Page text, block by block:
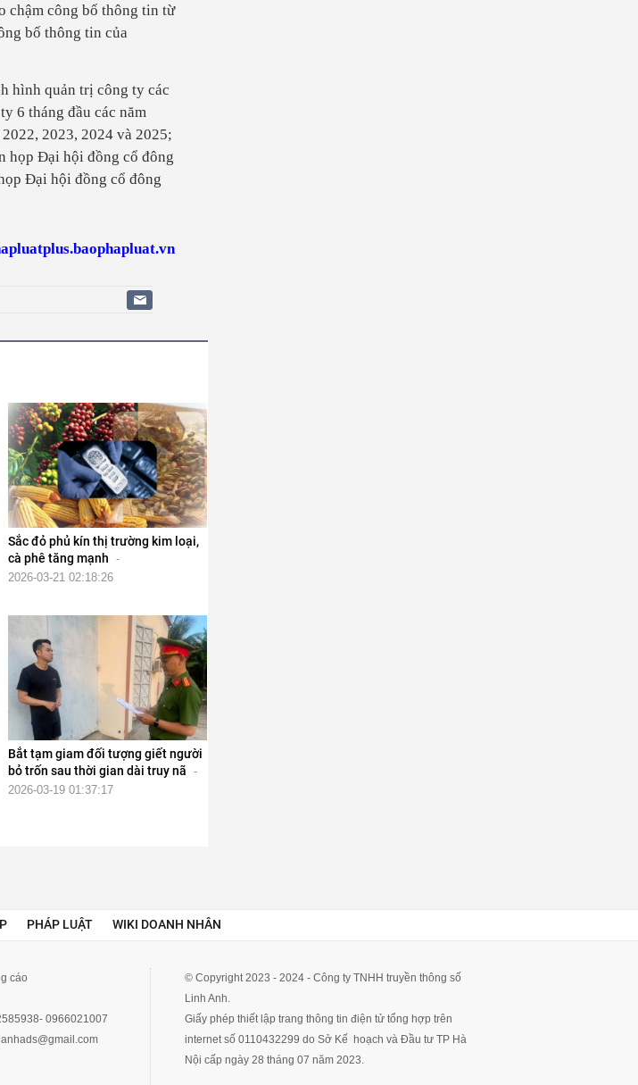
chậm công bố thông tin từ
bố thông tin của
hình quản trị công ty các
6 tháng đầu các năm
2023, 2024 và 2025;
họp Đại hội đồng cổ đông
Đại hội đồng cổ đông
Sắc đỏ phủ kín thị trường kim loại,
cà phê tăng mạnh -
2026-03-21 02:18:26
Bắt tạm giam đối tượng giết người
bỏ trốn sau thời gian dài truy nã -
2026-03-19 01:37:17
PHÁP LUẬT WIKI DOANH NHÂN
cáo
0966021007
© Copyright 2023 - 2024 - Công ty TNHH truyền thông số
Linh Anh.
Giấy phép thiết lập trang thông tin điện tử tổng hợp trên
internet số 0110432299 do Sở Kế hoạch và Đầu tư TP Hà
Nội cấp ngày 28 tháng 07 năm 2023.